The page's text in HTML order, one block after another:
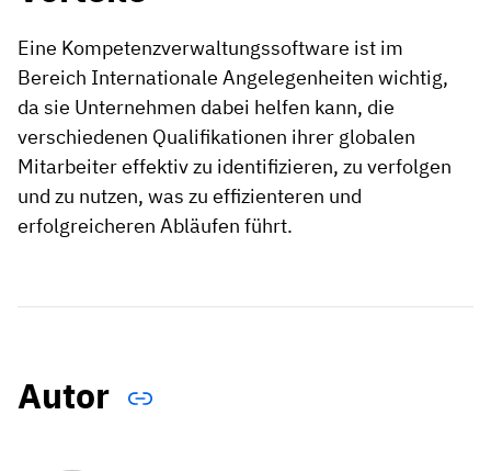
Eine Kompetenzverwaltungssoftware ist im
Bereich Internationale Angelegenheiten wichtig,
da sie Unternehmen dabei helfen kann, die
verschiedenen Qualifikationen ihrer globalen
Mitarbeiter effektiv zu identifizieren, zu verfolgen
und zu nutzen, was zu effizienteren und
erfolgreicheren Abläufen führt.
Autor